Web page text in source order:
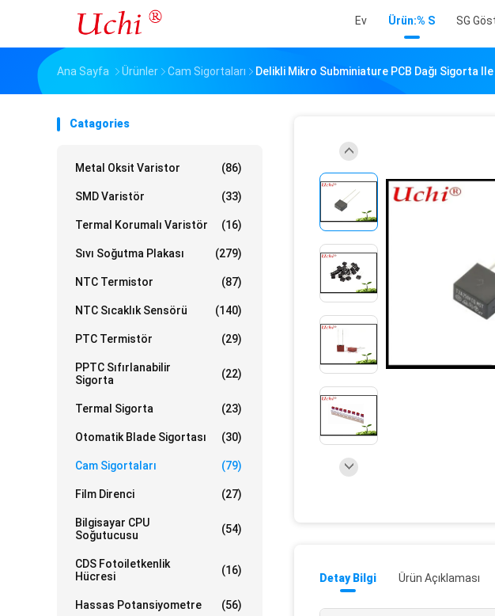
Ev Ürün:% S SG
Ana Sayfa Ürünler Cam Sigortaları Delikli Mikro Subminiature PCB Dağı Sigorta
Catagories
Metal Oksit Varistor (86)
SMD Varistör (33)
Termal Korumalı Varistör (16)
Sıvı Soğutma Plakası (279)
NTC Termistor (87)
NTC Sıcaklık Sensörü (140)
PTC Termistör (29)
PPTC Sıfırlanabilir
Sigorta
(22)
Termal Sigorta (23)
Otomatik Blade Sigortası (30)
Cam Sigortaları (79)
Film Direnci (27)
Bilgisayar CPU
Soğutucusu
(54)
CDS Fotoiletkenlik
Hücresi
(16)
Hassas Potansiyometre (56)
Detay Bilgi Ürün Açıklaması